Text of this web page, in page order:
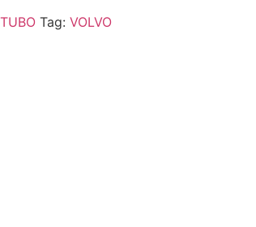
TUBO Tag: VOLVO